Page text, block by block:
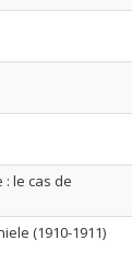
le cas de
(1910-1911)